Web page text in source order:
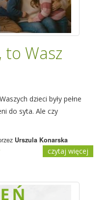
to Wasz
dzieci były pełne
do syta. Ale czy
Urszula Konarska
czytaj więcej